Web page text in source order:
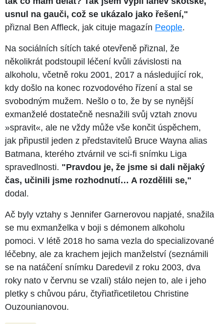
usnul na gauči, což se ukázalo jako řešení,"
přiznal Ben Affleck, jak cituje magazín People.
Na sociálních sítích také otevřeně přiznal, že
několikrát podstoupil léčení kvůli závislosti na
alkoholu, včetně roku 2001, 2017 a následující rok,
kdy došlo na konec rozvodového řízení a stal se
svobodným mužem. Nešlo o to, že by se nynější
exmanželé dostatečně nesnažili svůj vztah znovu
»spravit«, ale ne vždy může vše končit úspěchem,
jak připustil jeden z představitelů Bruce Wayna alias
Batmana, kterého ztvárnil ve sci-fi snímku Liga
spravedlnosti. "Pravdou je, že jsme si dali nějaký
čas, učinili jsme rozhodnutí… A rozdělili se,"
dodal.
Ač byly vztahy s Jennifer Garnerovou napjaté, snažila
se mu exmanželka v boji s démonem alkoholu
pomoci. V létě 2018 ho sama vezla do specializované
léčebny, ale za krachem jejich manželství (seznámili
se na natáčení snímku Daredevil z roku 2003, dva
roky nato v červnu se vzali) stálo nejen to, ale i jeho
pletky s chůvou páru, čtyřiatřicetiletou Christine
Ouzounianovou.